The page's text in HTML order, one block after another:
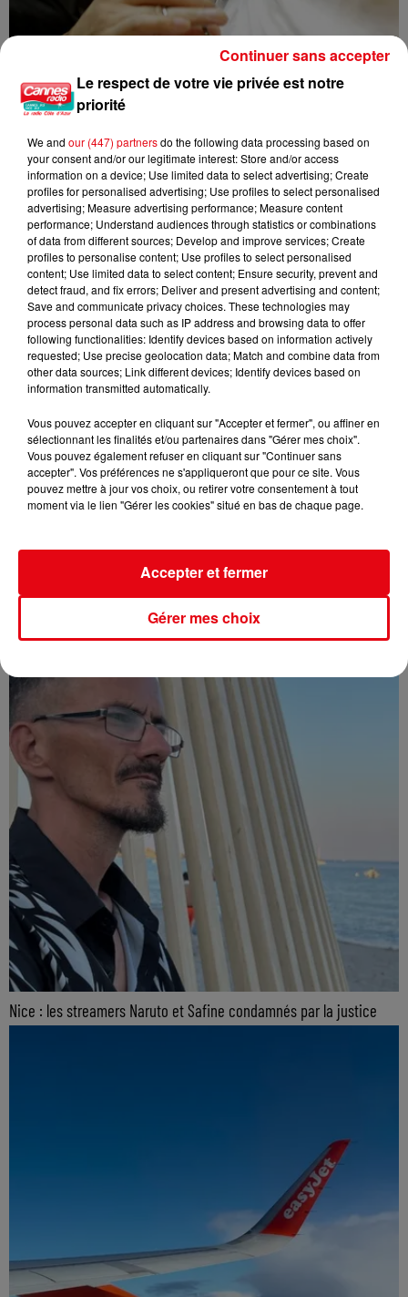
Nice : un salon de coiffure fermé après un contrôle
Affaire Jean Imbert : placé sous le statut de témoin assisté
Nice : les streamers Naruto et Safine condamnés par la justice
Le respect de votre vie privée est notre
priorité
We and our (447) partnersdo the following data processing based on
your consent and/or our legitimate interest: Store and/or access
information on a device; Use limited data to select advertising; Create
profiles for personalised advertising; Use profiles to select personalised
advertising; Measure advertising performance; Measure content
performance; Understand audiences through statistics or combinations
of data from different sources; Develop and improve services; Create
profiles to personalise content; Use profiles to select personalised
content; Use limited data to select content; Ensure security, prevent and
detect fraud, and fix errors; Deliver and present advertising and content;
Save and communicate privacy choices. These technologies may
process personal data such as IP address and browsing data to offer
following functionalities: Identify devices based on information actively
requested; Use precise geolocation data; Match and combine data from
other data sources; Link different devices; Identify devices based on
information transmitted automatically.
Vous pouvez accepter en cliquant sur "Accepter et fermer", ou affiner en
sélectionnant les finalités et/ou partenaires dans "Gérer mes choix".
Vous pouvez également refuser en cliquant sur "Continuer sans
accepter". Vos préférences ne s'appliqueront que pour ce site. Vous
pouvez mettre à jour vos choix, ou retirer votre consentement à tout
moment via le lien "Gérer les cookies" situé en bas de chaque page.
Gérer mes choix
Accepter et fermer
Continuer sans accepter